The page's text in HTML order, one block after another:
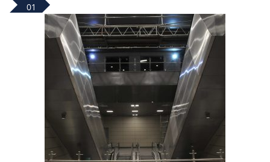
01